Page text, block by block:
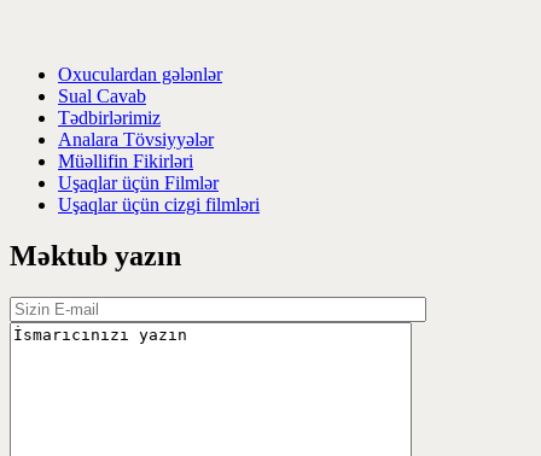
Oxuculardan gələnlər
Sual Cavab
Tədbirlərimiz
Analara Tövsiyyələr
Müəllifin Fikirləri
Uşaqlar üçün Filmlər
Uşaqlar üçün cizgi filmləri
Məktub yazın